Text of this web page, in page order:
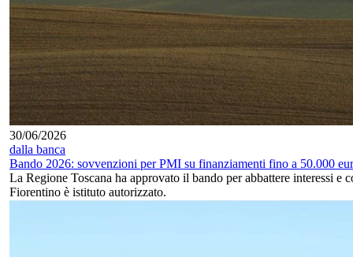
30/06/2026
dalla banca
Bando 2026: sovvenzioni per PMI su finanziamenti fino a 50.000
La Regione Toscana ha approvato il bando per abbattere interessi
Fiorentino è istituto autorizzato.